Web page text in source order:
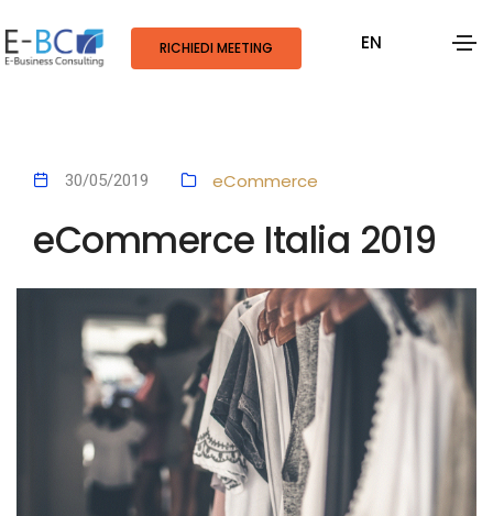
RICHIEDI MEETING EN
30/05/2019 eCommerce
eCommerce Italia 2019